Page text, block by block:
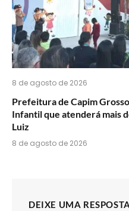
8 de agosto de 2026
Prefeitura de Capim
Infantil que atenderá mais
Luiz
8 de agosto de 2026
DEIXE UMA RESPOSTA